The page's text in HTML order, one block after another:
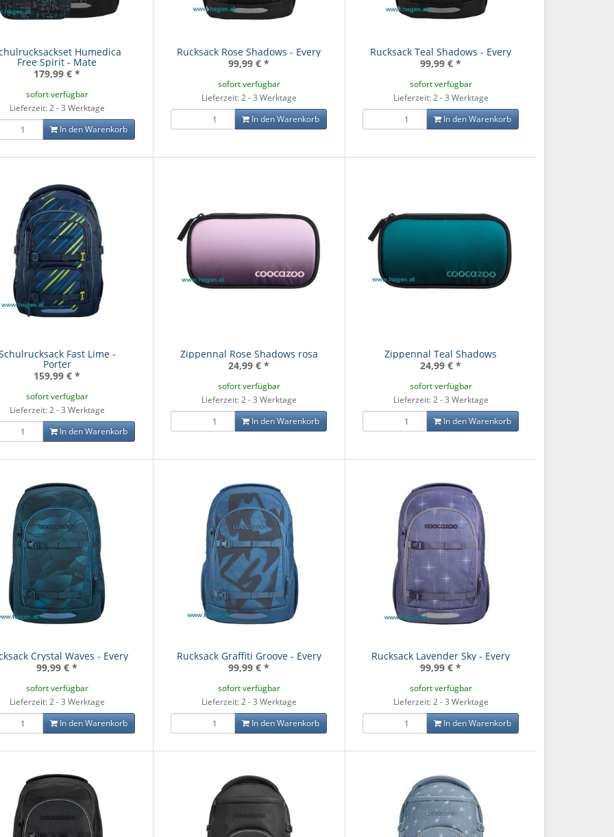
Humedica
Free Spirit - Mate
179,99 € *
sofort verfügbar
Lieferzeit: 2 - 3 Werktage
In den Warenkorb
Rucksack Rose Shadows - Every
99,99 € *
sofort verfügbar
Lieferzeit: 2 - 3 Werktage
In den Warenkorb
Rucksack Teal Shadows - Every
99,99 € *
sofort verfügbar
Lieferzeit: 2 - 3 Werktage
In den Warenkorb
Fast Lime -
Porter
159,99 € *
sofort verfügbar
Lieferzeit: 2 - 3 Werktage
In den Warenkorb
Zippennal Rose Shadows rosa
24,99 € *
sofort verfügbar
Lieferzeit: 2 - 3 Werktage
In den Warenkorb
Zippennal Teal Shadows
24,99 € *
sofort verfügbar
Lieferzeit: 2 - 3 Werktage
In den Warenkorb
Crystal Waves - Every
99,99 € *
sofort verfügbar
Lieferzeit: 2 - 3 Werktage
In den Warenkorb
Rucksack Graffiti Groove - Every
99,99 € *
sofort verfügbar
Lieferzeit: 2 - 3 Werktage
In den Warenkorb
Rucksack Lavender Sky - Every
99,99 € *
sofort verfügbar
Lieferzeit: 2 - 3 Werktage
In den Warenkorb
Lava Lines -
Mate
€ *
RH 77 OEBB SND.
Schulrucksack Grey Rocks
- Mate
Schulrucksack Lava Lines -
Mate
99,00 €